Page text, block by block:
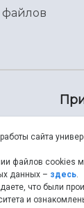
файлов
сайта
файлов cookies
данных – здесь.
что были
и